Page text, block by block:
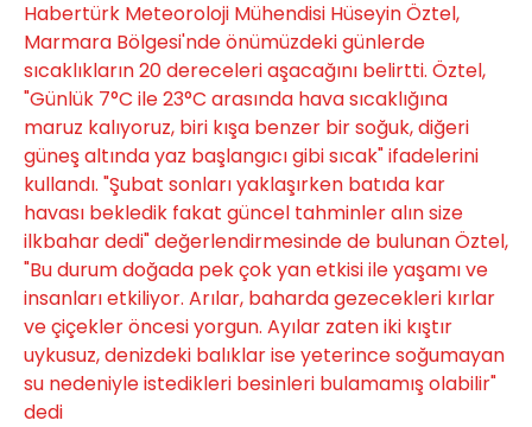
Habertürk Meteoroloji Mühendisi Hüseyin Öztel,
Marmara Bölgesi'nde önümüzdeki günlerde
sıcaklıkların 20 dereceleri aşacağını belirtti. Öztel,
"Günlük 7°C ile 23°C arasında hava sıcaklığına
maruz kalıyoruz, biri kışa benzer bir soğuk, diğeri
güneş altında yaz başlangıcı gibi sıcak" ifadelerini
kullandı. "Şubat sonları yaklaşırken batıda kar
havası bekledik fakat güncel tahminler alın size
ilkbahar dedi" değerlendirmesinde de bulunan Öztel,
"Bu durum doğada pek çok yan etkisi ile yaşamı ve
insanları etkiliyor. Arılar, baharda gezecekleri kırlar
ve çiçekler öncesi yorgun. Ayılar zaten iki kıştır
uykusuz, denizdeki balıklar ise yeterince soğumayan
su nedeniyle istedikleri besinleri bulamamış olabilir"
dedi